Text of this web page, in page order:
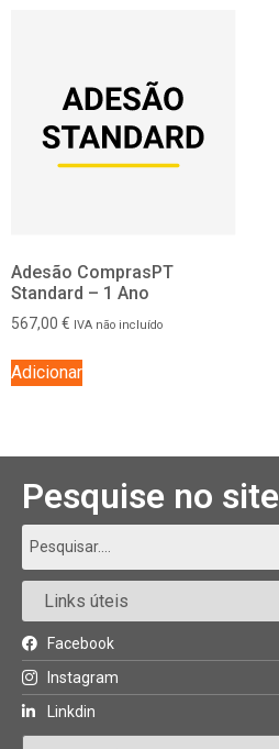
Adesão ComprasPT
Standard – 1 Ano
567,00 € IVA não incluído
Adicionar
Pesquise no site
Facebook
Instagram
Linkdin